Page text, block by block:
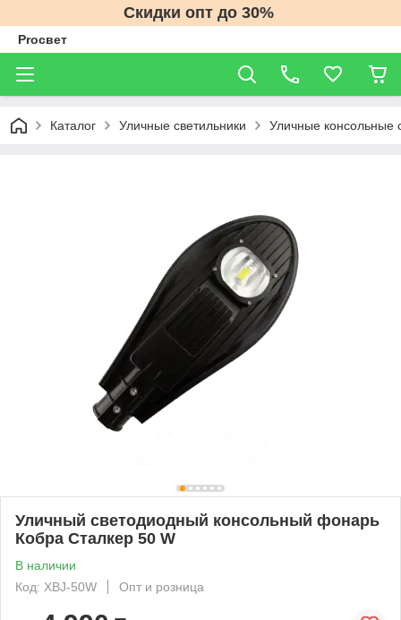
Скидки опт до 30%
Proсвет
Каталог Уличные светильники Уличные консольные
Уличный светодиодный консольный фонарь
Кобра Сталкер 50 W
В наличии
Код: XBJ-50W
Опт и розница